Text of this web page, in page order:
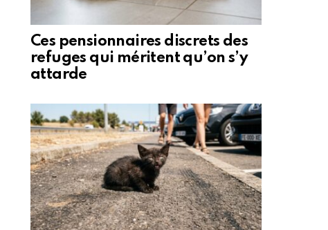
Ces pensionnaires discrets des
refuges qui méritent qu’on s’y
attarde